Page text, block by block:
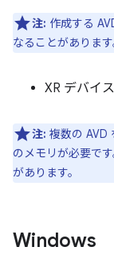
注: 作成する
なることがあります
XR デバイ
注: 複数の AVD
のメモリが必要で
があります。
Windows